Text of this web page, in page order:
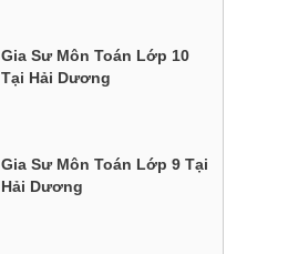
Gia Sư Môn Toán Lớp 10
Tại Hải Dương
Gia Sư Môn Toán Lớp 9 Tại
Hải Dương